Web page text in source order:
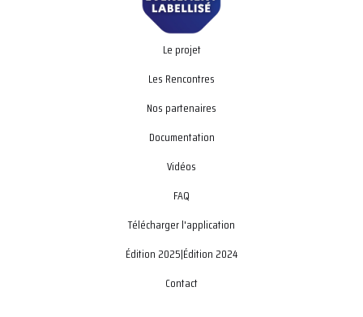
Le projet
Les Rencontres
Nos partenaires
Documentation
Vidéos
FAQ
Télécharger l'application
Édition 2025|Édition 2024
Contact